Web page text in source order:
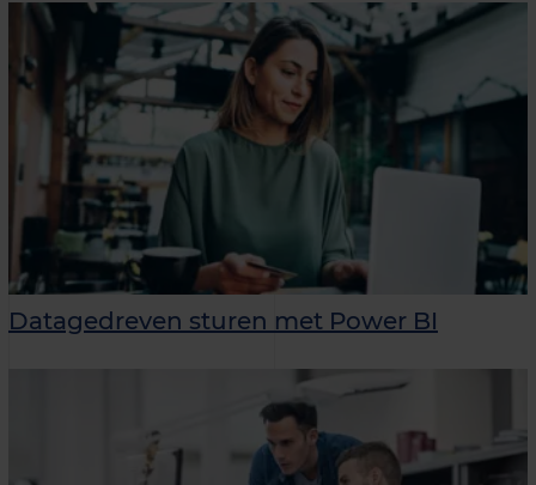
Datagedreven sturen met Power BI